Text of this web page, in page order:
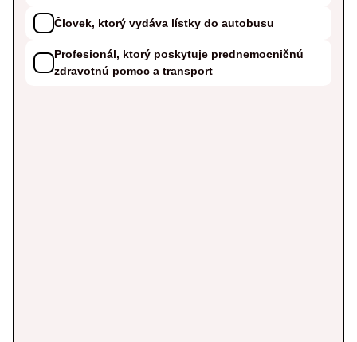
Človek, ktorý vydáva lístky do autobusu
Profesionál, ktorý poskytuje prednemocničnú
zdravotnú pomoc a transport